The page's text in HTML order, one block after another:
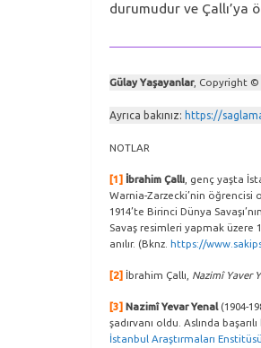
durumudur ve Çallı’ya
Gülay Yaşayanlar, Copyright ©
Ayrıca bakınız: https://
NOTLAR
[1] İbrahim Çallı , genç yaşta
Warnia-Zarzecki’nin öğrencisi
1914’te Birinci Dünya
Savaş resimleri yapmak üzere
anılır. (Bknz. https://
[2] İbrahim Çallı, Nazimî Yaver
[3] Nazimî Yevar Yenal(1904-
şadırvanı oldu. Aslında
İstanbul Araştırmaları Enstitüsü